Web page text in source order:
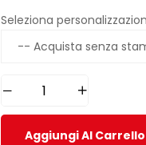
Seleziona
Aggiungi Al Carrello